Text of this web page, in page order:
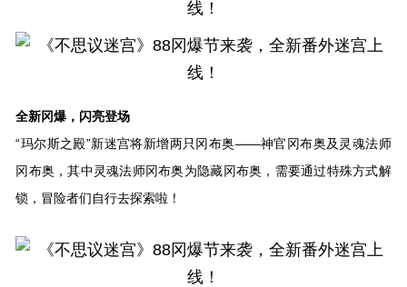
全新冈爆，闪亮登场
“玛尔斯之殿”新迷宫将新增两只冈布奥——神官冈布奥及灵魂法师
冈布奥，其中灵魂法师冈布奥为隐藏冈布奥，需要通过特殊方式解
锁，冒险者们自行去探索啦！